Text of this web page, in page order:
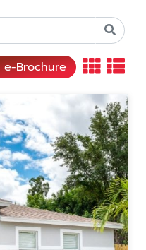
e-Brochure